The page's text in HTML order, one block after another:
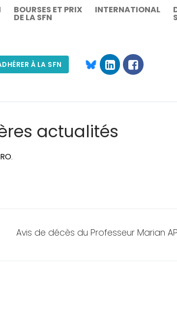
BOURSES ET PRIX
DE LA SFN
INTERNATIONAL
À LA SFN
actualités
.
Next
Avis de décès du Professeur Marian